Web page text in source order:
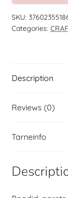
SKU:
Categories:
Description
Reviews (0)
Tarneinfo